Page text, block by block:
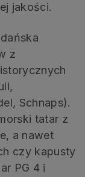
jakości.
z
Schnaps).
tatar z
a nawet
czy kapusty
PG 4 i